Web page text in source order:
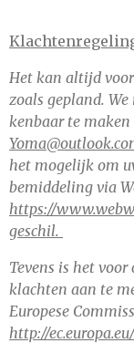
Het kan altijd
zoals gepland.
kenbaar te
het mogelijk om
bemiddeling via
https://
geschil.
Tevens is het
klachten aan te
Europese
http://